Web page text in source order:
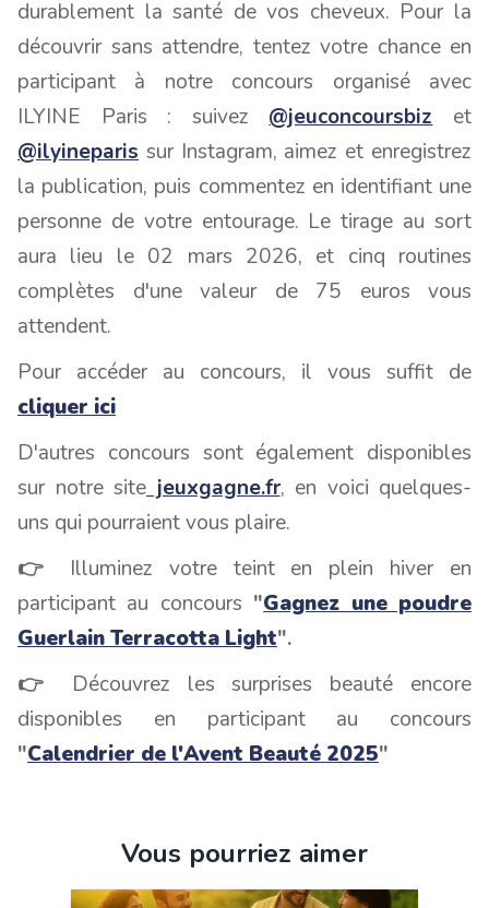
durablement la santé de vos cheveux. Pour la
découvrir sans attendre, tentez votre chance en
participant à notre concours organisé avec
ILYINE Paris : suivez @jeuconcoursbiz et
@ilyineparis sur Instagram, aimez et enregistrez
la publication, puis commentez en identifiant une
personne de votre entourage. Le tirage au sort
aura lieu le 02 mars 2026, et cinq routines
complètes d'une valeur de 75 euros vous
attendent.
Pour accéder au concours, il vous suffit de
cliquer ici
D'autres concours sont également disponibles
sur notre site jeuxgagne.fr, en voici quelques-
uns qui pourraient vous plaire.
👉
Illuminez votre teint en plein hiver en
participant au concours "Gagnez une poudre
Guerlain Terracotta Light".
👉 Découvrez les surprises beauté encore
disponibles en participant au concours
"Calendrier de l'Avent Beauté 2025"
Vous pourriez aimer